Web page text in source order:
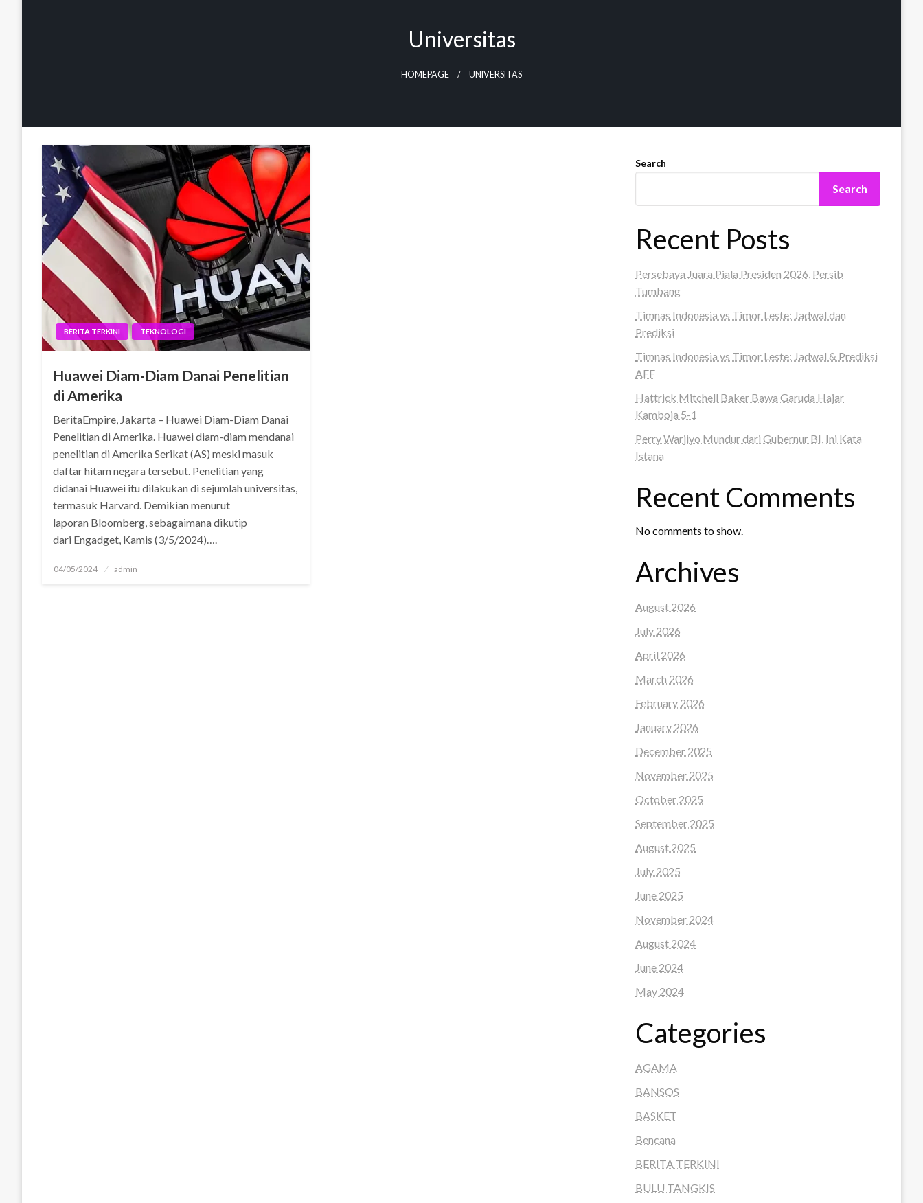
Universitas
HOMEPAGE UNIVERSITAS
BERITA TERKINI TEKNOLOGI
Huawei Diam-Diam Danai Penelitian
di Amerika
BeritaEmpire, Jakarta – Huawei Diam-Diam Danai
Penelitian di Amerika. Huawei diam-diam mendanai
penelitian di Amerika Serikat (AS) meski masuk
daftar hitam negara tersebut. Penelitian yang
didanai Huawei itu dilakukan di sejumlah universitas,
termasuk Harvard. Demikian menurut
laporan Bloomberg, sebagaimana dikutip
dari Engadget, Kamis (3/5/2024)….
Posted
04/05/2024 admin
Search
Search
Recent Posts
Persebaya Juara Piala Presiden 2026, Persib
Tumbang
Timnas Indonesia vs Timor Leste: Jadwal dan
Prediksi
Timnas Indonesia vs Timor Leste: Jadwal & Prediksi
AFF
Hattrick Mitchell Baker Bawa Garuda Hajar
Kamboja 5-1
Perry Warjiyo Mundur dari Gubernur BI, Ini Kata
Istana
Recent Comments
No comments to show.
Archives
August 2026
July 2026
April 2026
March 2026
February 2026
January 2026
December 2025
November 2025
October 2025
September 2025
August 2025
July 2025
June 2025
November 2024
August 2024
June 2024
May 2024
Categories
AGAMA
BANSOS
BASKET
Bencana
BERITA TERKINI
BULU TANGKIS